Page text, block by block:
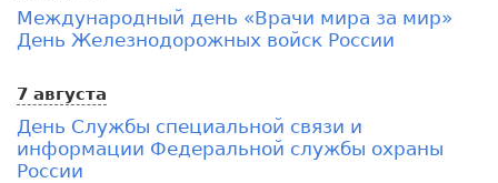
Международный день «Врачи мира за мир»
День Железнодорожных войск России
7 августа
День Службы специальной связи и
информации Федеральной службы охраны
России